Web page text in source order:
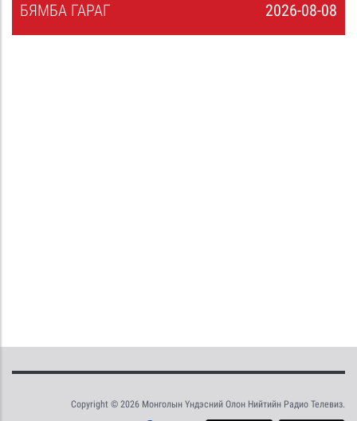
2026-08-08
БЯМБА ГАРАГ
Copyright © 2026 Монголын Үндэсний Олон Нийтийн Радио Телевиз.